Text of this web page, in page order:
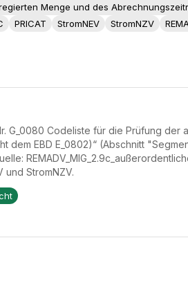
PRICAT StromNEV StromNZV
G_0080 Codeliste für die Prüfung
dem EBD E_0802)“ (Abschnitt
und StromNZV.